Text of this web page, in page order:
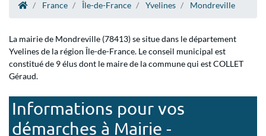
France Île-de-France Yvelines Mondreville
La mairie de Mondreville (78413) se situe dans le département
Yvelines de la région Île-de-France. Le conseil municipal est
constitué de 9 élus dont le maire de la commune qui est COLLET
Géraud.
Informations pour vos
démarches à Mairie -